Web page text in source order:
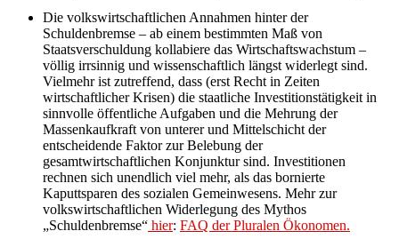
Die volkswirtschaftlichen Annahmen hinter der
Schuldenbremse – ab einem bestimmten Maß von
Staatsverschuldung kollabiere das Wirtschaftswachstum –
völlig irrsinnig und wissenschaftlich längst widerlegt sind.
Vielmehr ist zutreffend, dass (erst Recht in Zeiten
wirtschaftlicher Krisen) die staatliche Investitionstätigkeit in
sinnvolle öffentliche Aufgaben und die Mehrung der
Massenkaufkraft von unterer und Mittelschicht der
entscheidende Faktor zur Belebung der
gesamtwirtschaftlichen Konjunktur sind. Investitionen
rechnen sich unendlich viel mehr, als das bornierte
Kaputtsparen des sozialen Gemeinwesens. Mehr zur
volkswirtschaftlichen Widerlegung des Mythos
„Schuldenbremse“ hier: FAQ der Pluralen Ökonomen.